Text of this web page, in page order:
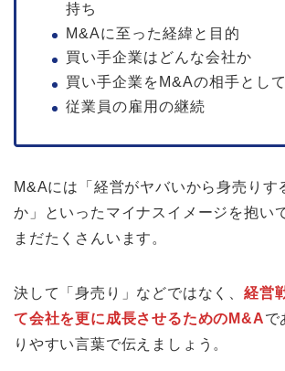
持ち
M&Aに至った経緯と目的
買い手企業はどんな会社か
買い手企業をM&Aの相手とし
従業員の雇用の継続
M&Aには「経営がヤバいから身売りす
か」といったマイナスイメージを抱い
まだたくさんいます。
決して「身売り」などではなく、 経営
て会社を更に成長させるためのM&Aで
りやすい言葉で伝えましょう。